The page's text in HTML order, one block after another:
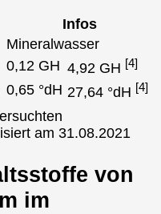
Infos
Mineralwasser
0,12 GH 4,92 GH [4]
0,65 °dH 27,64 °dH [4]
am 31.08.2021
von
im